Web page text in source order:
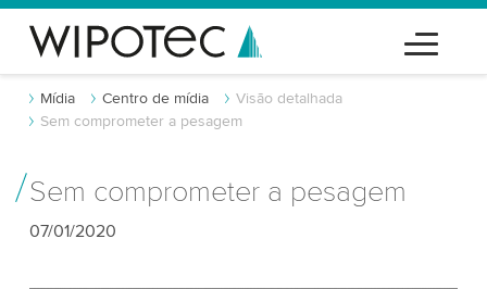
Mídia Centro de mídia
Visão detalhada
Sem comprometer a pesagem
Sem comprometer a pesagem
07/01/2020